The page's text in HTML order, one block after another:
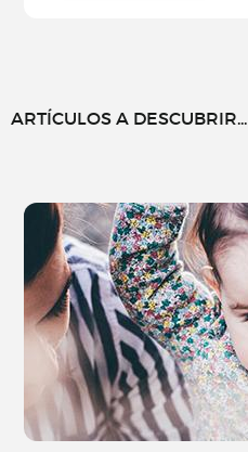
ARTÍCULOS A DESCUBRIR...